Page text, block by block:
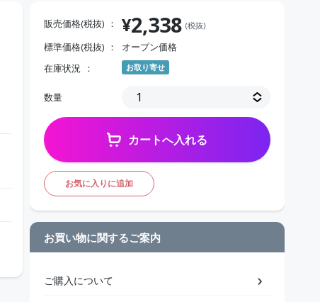
販売価格(税抜) ¥2,338 (税抜)
標準価格(税抜)
オープン価格
在庫状況
お取り寄せ
数量
カートへ入れる
お気に入りに追加
お買い物に関するご案内
ご購入について